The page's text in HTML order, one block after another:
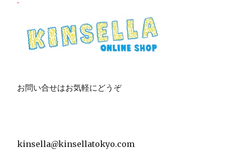
お問い合せはお気軽にどうぞ
kinsella@kinsellatokyo.com